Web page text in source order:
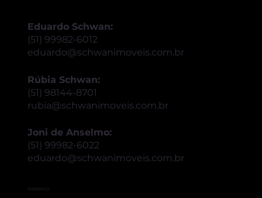
Eduardo Schwan:
(51) 99982-6012
eduardo@schwanimoveis.com.br
Rúbia Schwan:
(51) 98144-8701
rubia@schwanimoveis.com.br
Joni de Anselmo:
(51) 99982-6022
eduardo@schwanimoveis.com.br
ENDEREÇO